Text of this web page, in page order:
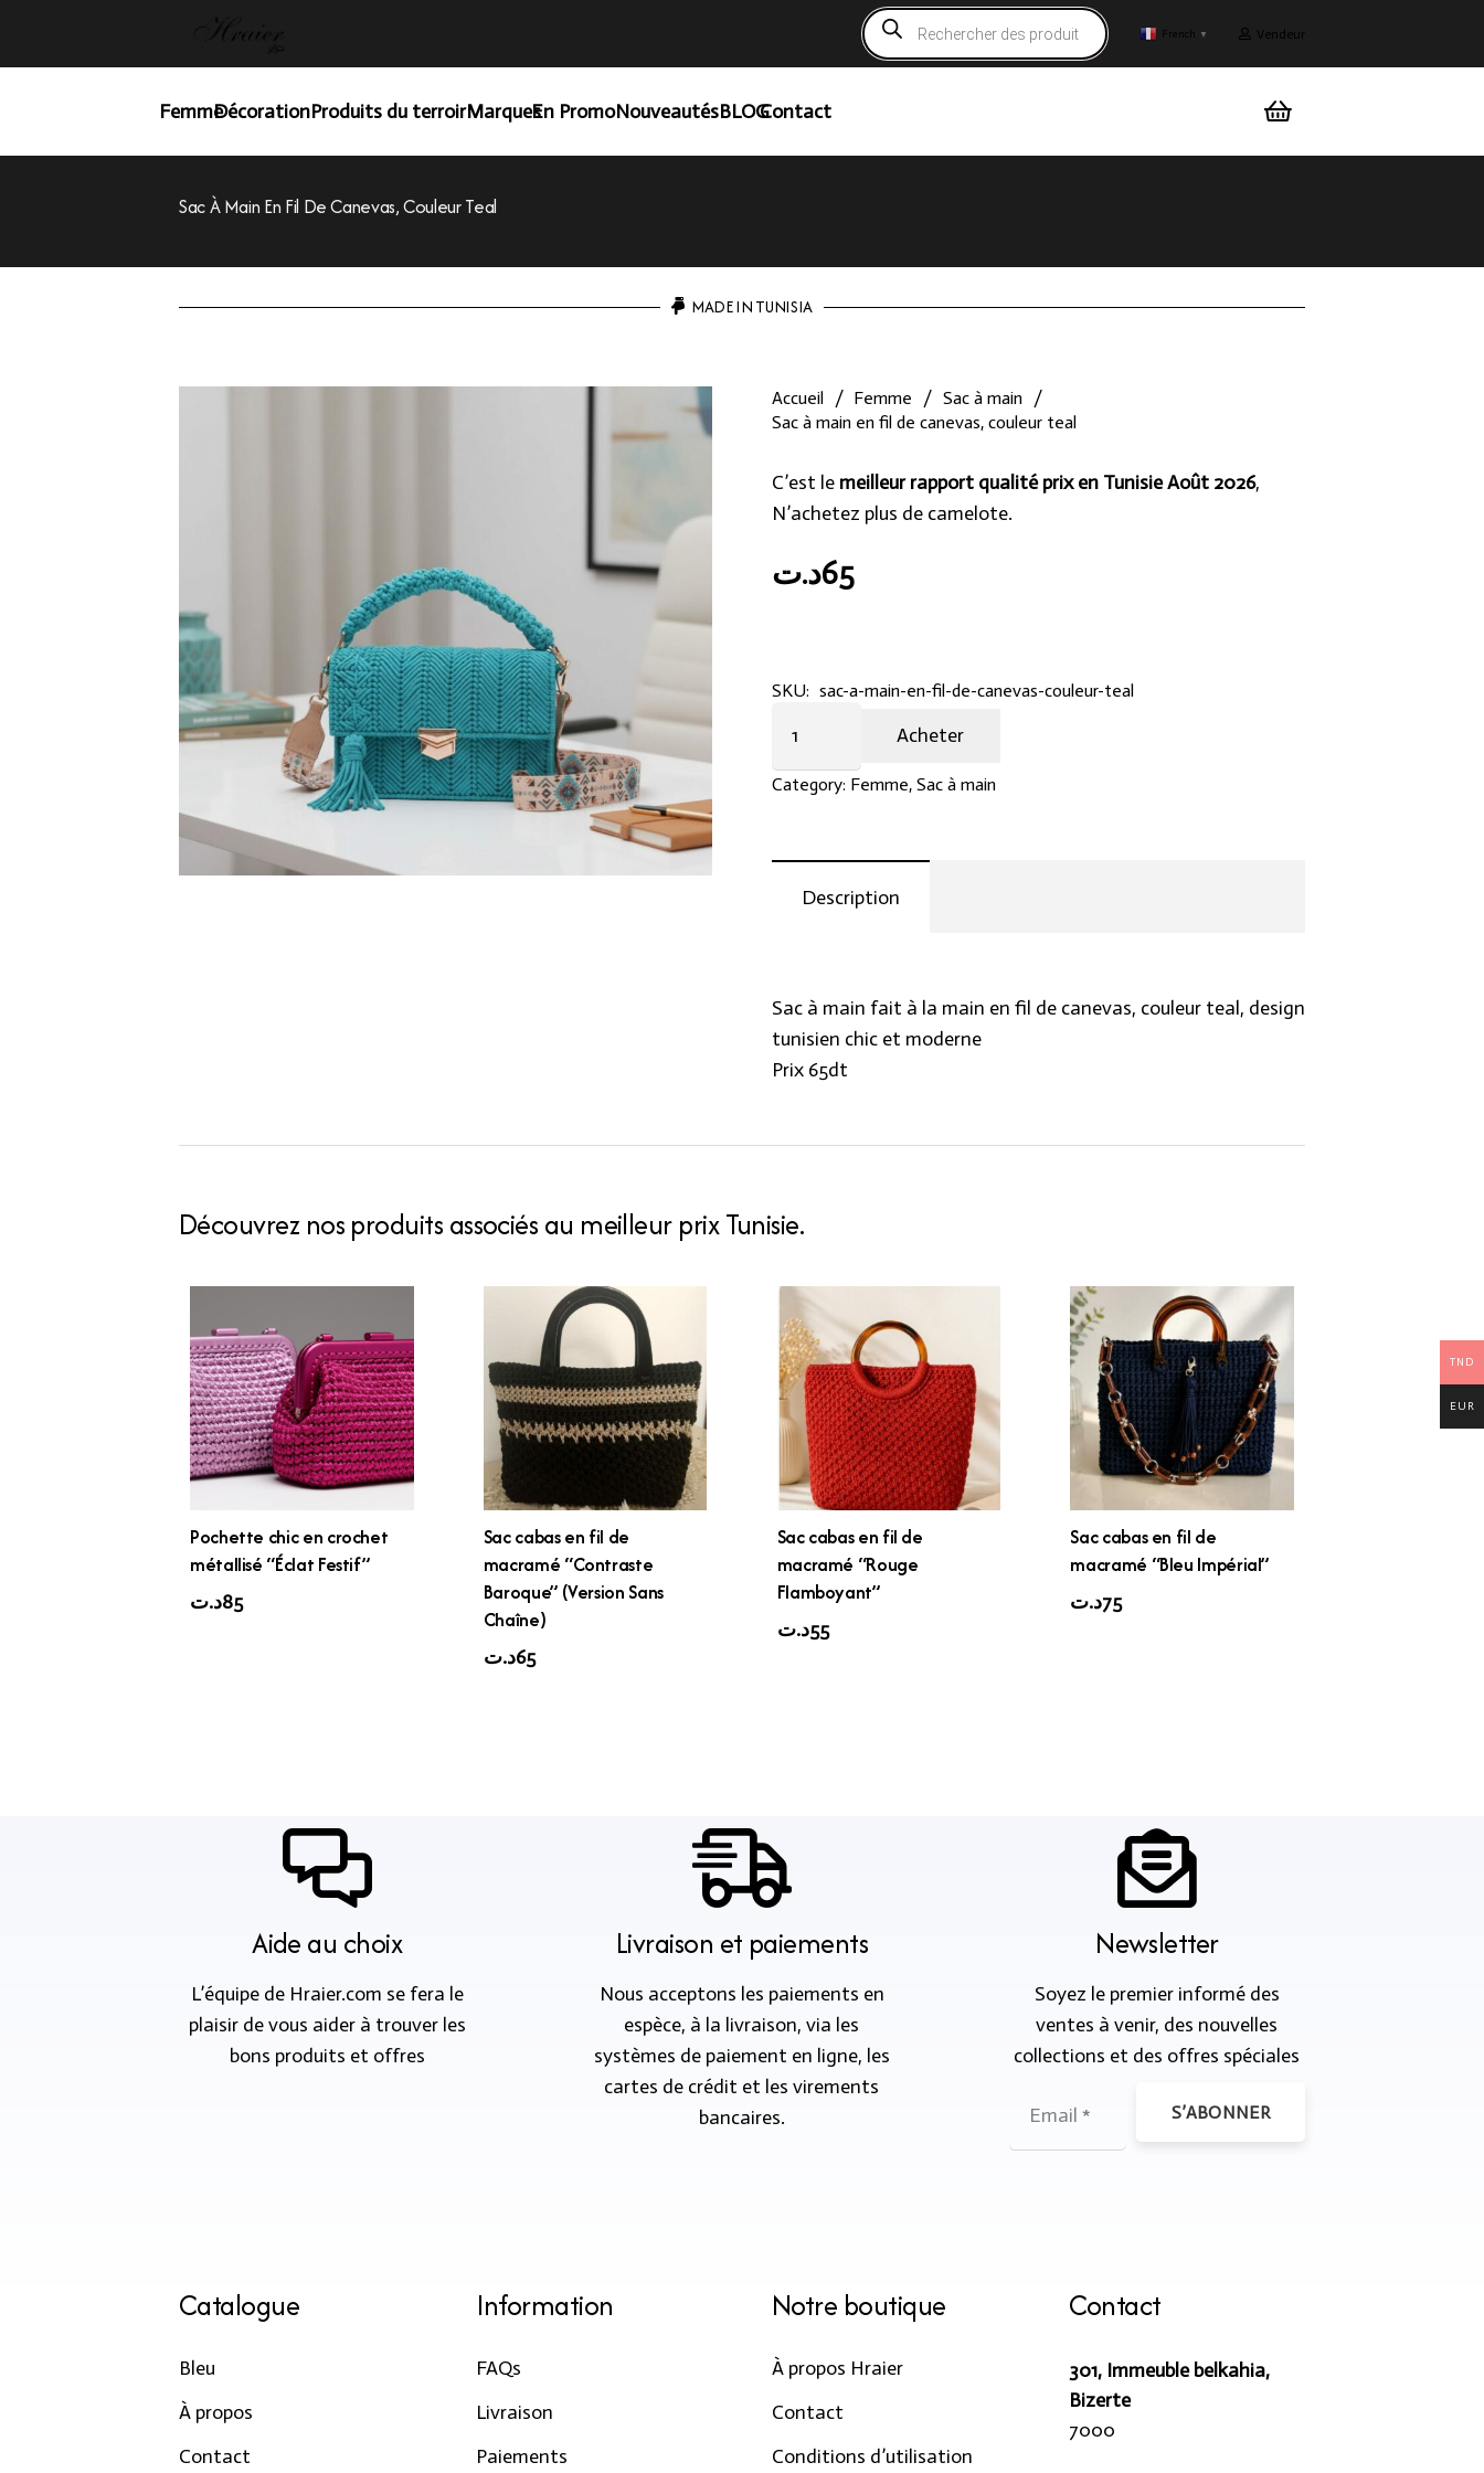
Recherche
de
produits
French ▼ Vendeur
FemmeDécorationProduits du terroirMarquesEn PromoNouveautésBLOGContact
Sac À Main En Fil De Canevas, Couleur Teal
MADE IN TUNISIA
Accueil / Femme / Sac à main /
Sac à main en fil de canevas, couleur teal
C’est le meilleur rapport qualité prix en Tunisie Août 2026,
N’achetez plus de camelote.
65د.ت
SKU: sac-a-main-en-fil-de-canevas-couleur-teal
main
canevas,
quantity
Acheter
Category: Femme, Sac à main
Description
Sac à main fait à la main en fil de canevas, couleur teal, design
tunisien chic et moderne
Prix 65dt
Découvrez nos produits associés au meilleur prix Tunisie.
Pochette chic en crochet
métallisé “Éclat Festif”
85د.ت
Sac cabas en fil de
macramé “Contraste
Baroque” (Version Sans
Chaîne)
65د.ت
Sac cabas en fil de
macramé “Rouge
Flamboyant”
55د.ت
Sac cabas en fil de
macramé “Bleu Impérial”
75د.ت
Aide au choix
L’équipe de Hraier.com se fera le
plaisir de vous aider à trouver les
bons produits et offres
Livraison et paiements
Nous acceptons les paiements en
espèce, à la livraison, via les
systèmes de paiement en ligne, les
cartes de crédit et les virements
bancaires.
Newsletter
Soyez le premier informé des
ventes à venir, des nouvelles
collections et des offres spéciales
S’ABONNER
Catalogue
Bleu
À propos
Contact
Information
FAQs
Livraison
Paiements
Notre boutique
À propos Hraier
Contact
Conditions d’utilisation
Contact
301, Immeuble belkahia,
Bizerte
7000
TND
EUR